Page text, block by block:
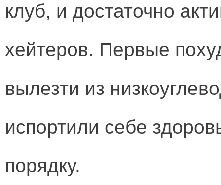
клуб, и достаточно
хейтеров. Первые
вылезти из
испортили себе
порядку.